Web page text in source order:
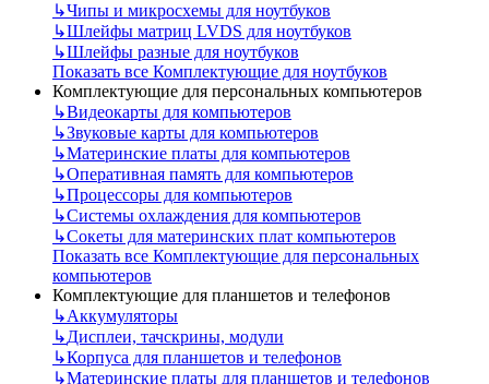
↳Чипы и микросхемы для ноутбуков
↳Шлейфы матриц LVDS для ноутбуков
↳Шлейфы разные для ноутбуков
Показать все Комплектующие для ноутбуков
Комплектующие для персональных компьютеров
↳Видеокарты для компьютеров
↳Звуковые карты для компьютеров
↳Материнские платы для компьютеров
↳Оперативная память для компьютеров
↳Процессоры для компьютеров
↳Системы охлаждения для компьютеров
↳Сокеты для материнских плат компьютеров
Показать все Комплектующие для персональных
компьютеров
Комплектующие для планшетов и телефонов
↳Аккумуляторы
↳Дисплеи, тачскрины, модули
↳Корпуса для планшетов и телефонов
↳Материнские платы для планшетов и телефонов